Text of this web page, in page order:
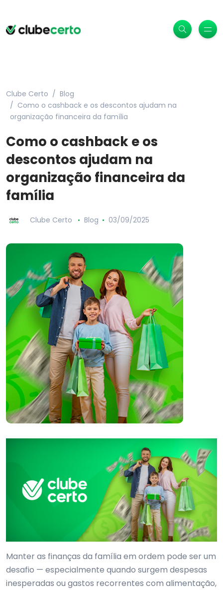
Clube Certo
Blog
Como o cashback e os descontos ajudam na
organização financeira da família
Como o cashback e os
descontos ajudam na
organização financeira da
família
Clube Certo Blog 03/09/2025
Manter as finanças da família em ordem pode ser um
desafio — especialmente quando surgem despesas
inesperadas ou gastos recorrentes com alimentação,